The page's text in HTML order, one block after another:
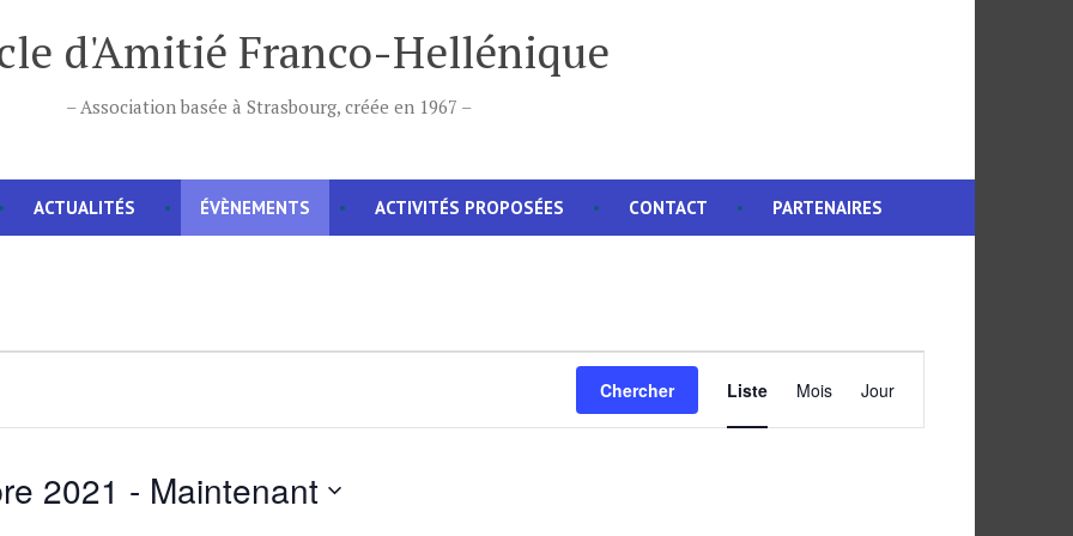
d'Amitié Franco-Hellénique
– Association basée à Strasbourg, créée en 1967 –
ACTUALITÉS ÉVÈNEMENTS ACTIVITÉS PROPOSÉES CONTACT PARTENAIRES
Chercher
de
vues
Liste Mois Jour
2021 - Maintenant